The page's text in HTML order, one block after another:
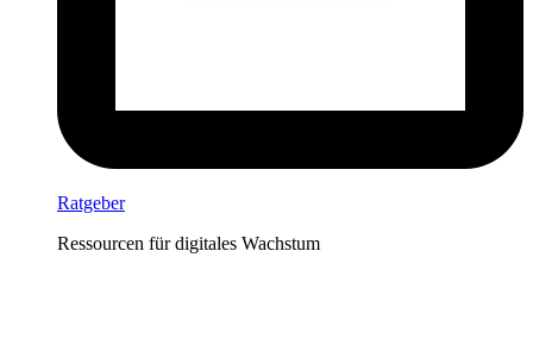
Ratgeber
Ressourcen für digitales Wachstum